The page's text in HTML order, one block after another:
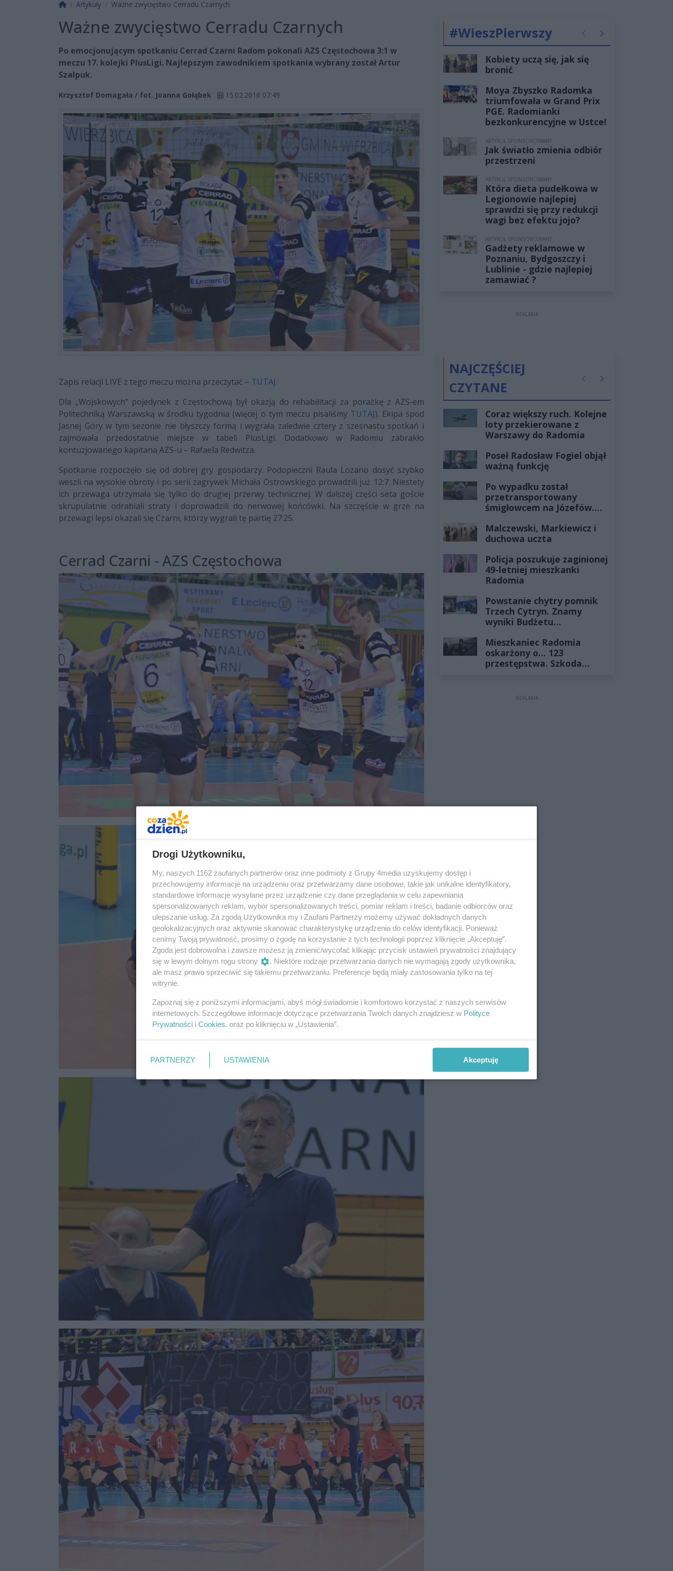
Strona główna
Artykuły Ważne zwycięstwo Cerradu Czarnych
Ważne zwycięstwo Cerradu Czarnych
Po emocjonującym spotkaniu Cerrad Czarni Radom pokonali AZS Częstochowa 3:1 w
meczu 17. kolejki PlusLigi. Najlepszym zawodnikiem spotkania wybrany został Artur
Szalpuk.
Krzysztof Domagała / fot. Joanna Gołąbek 15.02.2016 07:49
Zapis relacji LIVE z tego meczu można przeczytać – TUTAJ.
Dla „Wojskowych” pojedynek z Częstochową był okazją do rehabilitacji za porażkę z AZS-em
Politechniką Warszawską w środku tygodnia (więcej o tym meczu pisaliśmyTUTAJ). Ekipa spod
Jasnej Góry w tym sezonie nie błyszczy formą i wygrała zaledwie cztery z szesnastu spotkań i
zajmowała przedostatnie miejsce w tabeli PlusLigi. Dodatkowo w Radomiu zabrakło
kontuzjowanego kapitana AZS-u – Rafaela Redwitza.
Spotkanie rozpoczęło się od dobrej gry gospodarzy. Podopieczni Raula Lozano dosyć szybko
weszli na wysokie obroty i po serii zagrywek Michała Ostrowskiego prowadzili już 12:7. Niestety
ich przewaga utrzymała się tylko do drugiej przerwy technicznej. W dalszej części seta goście
skrupulatnie odrabiali straty i doprowadzili do nerwowej końcówki. Na szczęście w grze na
przewagi lepsi okazali się Czarni, którzy wygrali tę partię 27:25.
Cerrad Czarni - AZS Częstochowa
#WieszPierwszy PoprzednieNastępne
Kobiety uczą się, jak się
bronić
Moya Zbyszko Radomka
triumfowała w Grand Prix
PGE. Radomianki
bezkonkurencyjne w Ustce!
ARTYKUŁ SPONSOROWANY
Jak światło zmienia odbiór
przestrzeni
ARTYKUŁ SPONSOROWANY
Która dieta pudełkowa w
Legionowie najlepiej
sprawdzi się przy redukcji
wagi bez efektu jojo?
ARTYKUŁ SPONSOROWANY
Gadżety reklamowe w
Poznaniu, Bydgoszczy i
Lublinie - gdzie najlepiej
zamawiać ?
REKLAMA
NAJCZĘŚCIEJ
CZYTANE
PoprzednieNastępne
Coraz większy ruch. Kolejne
loty przekierowane z
Warszawy do Radomia
Poseł Radosław Fogiel objął
ważną funkcję
Po wypadku został
przetransportowany
śmigłowcem na Józefów.
żyłach
Malczewski, Markiewicz i
duchowa uczta
Policja poszukuje zaginionej
49-letniej mieszkanki
Radomia
Powstanie chytry pomnik
Trzech Cytryn. Znamy
wyniki Budżetu
Mieszkaniec Radomia
oskarżony o... 123
przestępstwa. Szkoda
REKLAMA
Drogi Użytkowniku,
My, naszych 1162 zaufanych partnerów oraz inne podmioty z Grupy 4media uzyskujemy dostęp i
przechowujemy informacje na urządzeniu oraz przetwarzamy dane osobowe, takie jak unikalne identyfikatory,
standardowe informacje wysyłane przez urządzenie czy dane przeglądania w celu zapewniania
spersonalizowanych reklam, wybór spersonalizowanych treści, pomiar reklam i treści, badanie odbiorców oraz
ulepszanie usług. Za zgodą Użytkownika my i Zaufani Partnerzy możemy używać dokładnych danych
geolokalizacyjnych oraz aktywnie skanować charakterystykę urządzenia do celów identyfikacji. Ponieważ
cenimy Twoją prywatność, prosimy o zgodę na korzystanie z tych technologii poprzez kliknięcie „Akceptuję”.
Zgoda jest dobrowolna i zawsze możesz ją zmienić/wycofać klikając przycisk ustawień prywatności znajdujący
się w lewym dolnym rogu strony
. Niektóre rodzaje przetwarzania danych nie wymagają zgody użytkownika,
ale masz prawo sprzeciwić się takiemu przetwarzaniu. Preferencje będą miały zastosowania tylko na tej
witrynie.
Zapoznaj się z poniższymi informacjami, abyś mógł świadomie i komfortowo korzystać z naszych serwisów
internetowych. Szczegółowe informacje dotyczące przetwarzania Twoich danych znajdziesz w Polityce
Prywatności i Cookies. oraz po kliknięciu w „Ustawienia”.
PARTNERZY USTAWIENIA Akceptuję